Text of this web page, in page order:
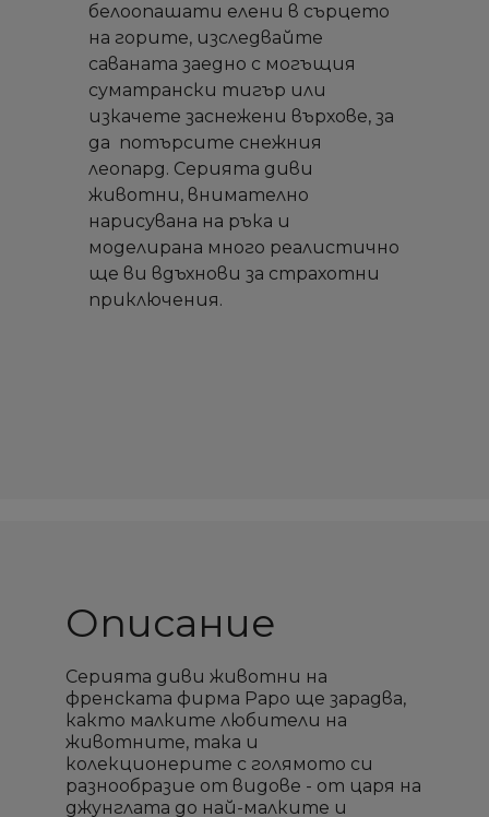
белоопашати елени в сърцето
на горите, изследвайте
саваната заедно с могъщия
суматрански тигър или
изкачете заснежени върхове, за
да потърсите снежния
леопард. Серията диви
животни, внимателно
нарисувана на ръка и
моделирана много реалистично
ще ви вдъхнови за страхотни
приключения.
Описание
Серията диви животни на
френската фирма Papo ще зарадва,
както малките любители на
животните, така и
колекционерите с голямото си
разнообразие от видове - от царя на
джунглата до най-малките и